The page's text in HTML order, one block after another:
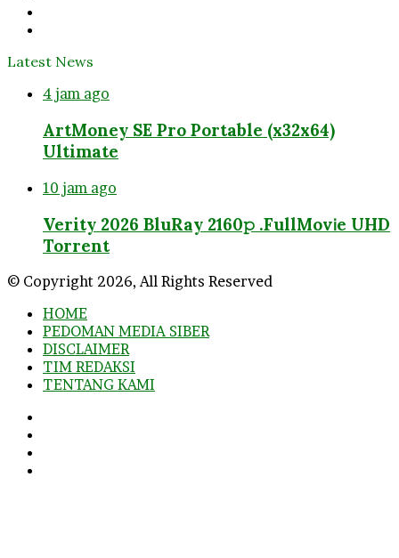
Latest News
4 jam ago
ArtMoney SE Pro Portable (x32x64)
Ultimate
10 jam ago
Verity 2026 BluRay 2160𝚙 .FullMov𝗂e UHD
Torrent
© Copyright 2026, All Rights Reserved
HOME
PEDOMAN MEDIA SIBER
DISCLAIMER
TIM REDAKSI
TENTANG KAMI